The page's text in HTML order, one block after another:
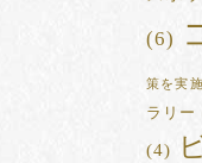
(6)
策を実
ラリー
(4)